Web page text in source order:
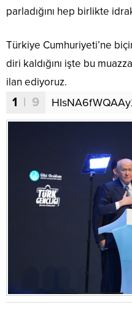
parladığını hep birlikte
Türkiye Cumhuriyeti’ne
diri kaldığını işte bu
ilan ediyoruz.
1 | 9